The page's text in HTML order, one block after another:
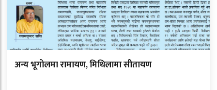
अन्य भूगोलमा रामायण, मिथिलामा सीतायण